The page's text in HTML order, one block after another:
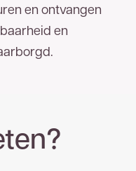
en ontvangen
en